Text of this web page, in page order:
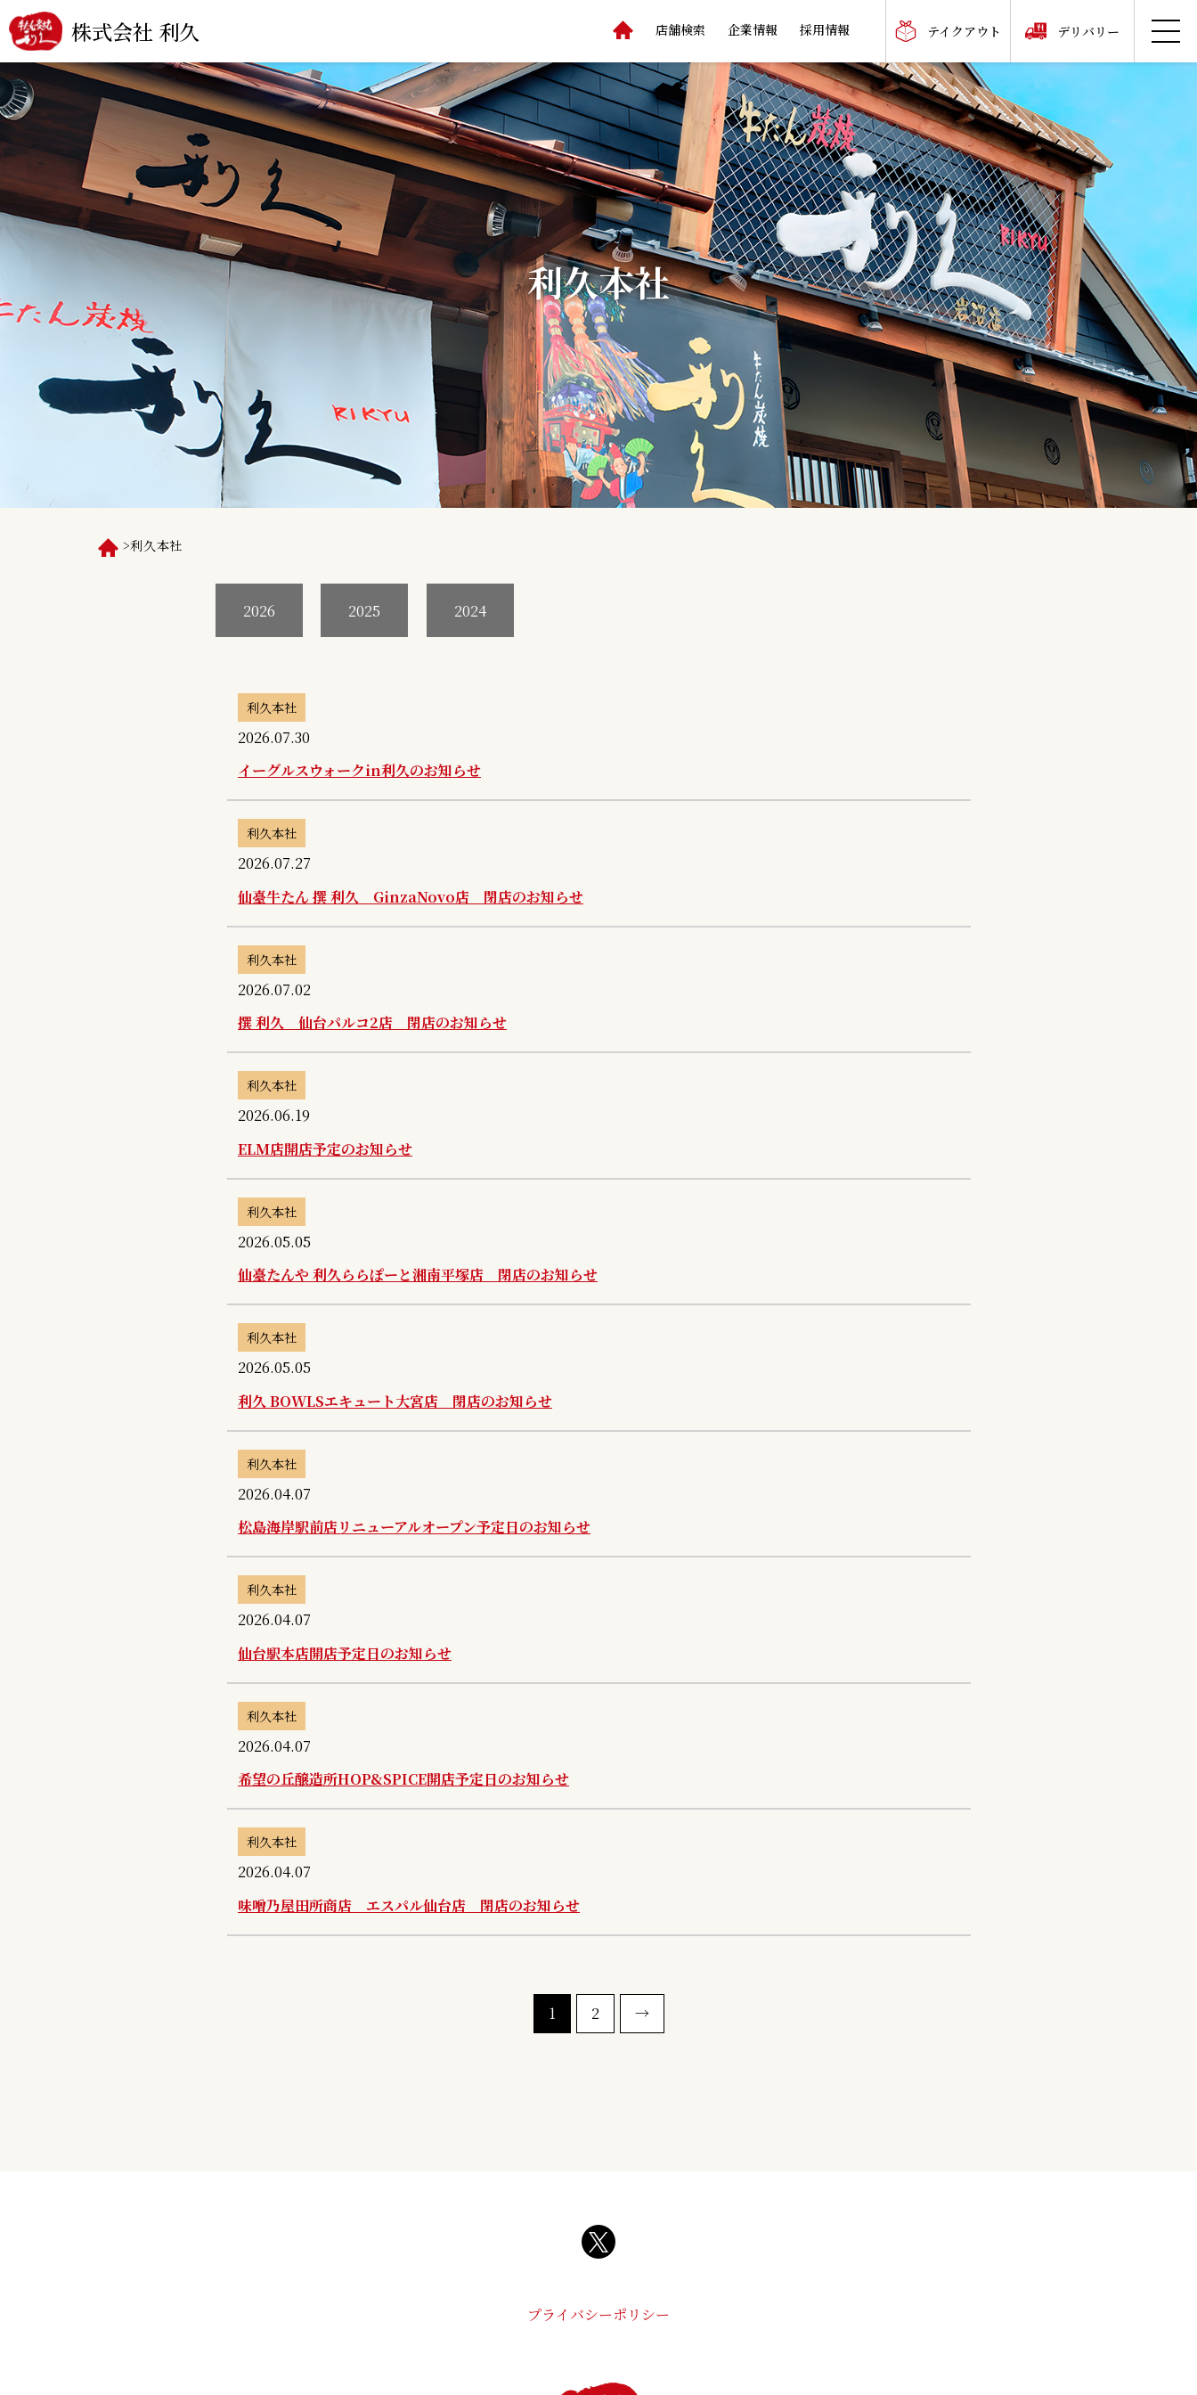
株式会社 利久 店舗検索 企業情報 採用情報 テイクアウト デリバリー
利久本社
>利久本社
2026 2025 2024
イーグルスウォークin利久のお知らせ
利久本社
2026.07.30
仙臺牛たん 撰 利久 GinzaNovo店 閉店のお知らせ
利久本社
2026.07.27
撰 利久 仙台パルコ2店 閉店のお知らせ
利久本社
2026.07.02
ELM店開店予定のお知らせ
利久本社
2026.06.19
仙臺たんや 利久ららぽーと湘南平塚店 閉店のお知らせ
利久本社
2026.05.05
利久 BOWLSエキュート大宮店 閉店のお知らせ
利久本社
2026.05.05
松島海岸駅前店リニューアルオープン予定日のお知らせ
利久本社
2026.04.07
仙台駅本店開店予定日のお知らせ
利久本社
2026.04.07
希望の丘醸造所HOP&SPICE開店予定日のお知らせ
利久本社
2026.04.07
味噌乃屋田所商店 エスパル仙台店 閉店のお知らせ
利久本社
2026.04.07
1 2 →
プライバシーポリシー